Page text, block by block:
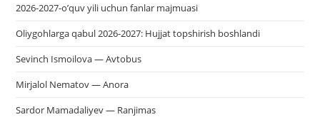
2026-2027-o’quv yili uchun fanlar majmuasi
Oliygohlarga qabul 2026-2027: Hujjat topshirish boshlandi
Sevinch Ismoilova — Avtobus
Mirjalol Nematov — Anora
Sardor Mamadaliyev — Ranjimas